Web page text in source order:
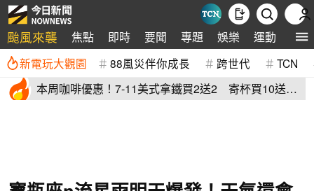
颱風來襲 焦點 即時 要聞 專題 娛樂 運動 全球
新電玩大觀園 88風災伴你成長 跨世代 TCN
本周咖啡優惠！7-11美式拿鐵買2送2 寄杯買10送